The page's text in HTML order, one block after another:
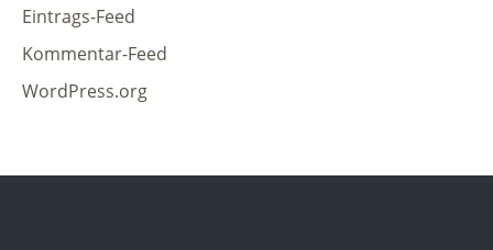
Eintrags-Feed
Kommentar-Feed
WordPress.org